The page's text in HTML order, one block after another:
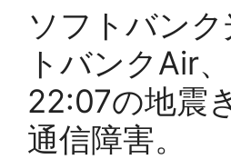
ソフトバン
トバンクAir
22:07の地震
通信障害。